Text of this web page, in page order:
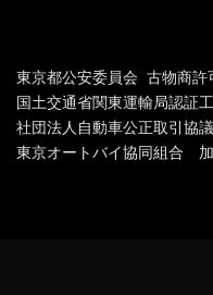
東京都公安委員会 古物商
国土交通省関東運輸局認証
社団法人自動車公正取引協
東京オートバイ協同組合